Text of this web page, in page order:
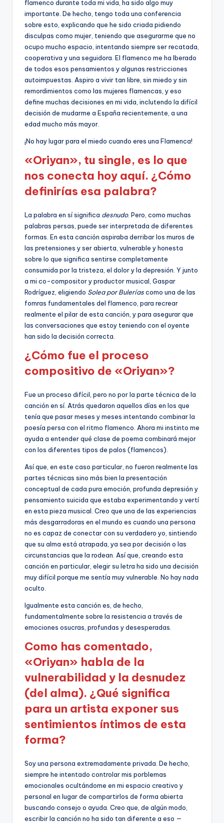
flamenco durante toda mi vida, ha sido algo muy
importante. De hecho, tengo toda una conferencia
sobre esto, explicando que he sido criada pidiendo
disculpas como mujer, teniendo que asegurarme que no
ocupo mucho espacio, intentando siempre ser recatada,
cooperativa y una seguidora. El flamenco me ha lberado
de todos esos pensamientos y algunas restricciones
autoimpuestas. Aspiro a vivir tan libre, sin miedo y sin
remordimientos como las mujeres flamencas, y eso
define muchas decisiones en mi vida, inclutendo la difícil
decisión de mudarme a España recientemente, a una
edad mucho más mayor.
¡No hay lugar para el miedo cuando eres una Flamenca!
«Oriyan», tu single, es lo que
nos conecta hoy aquí. ¿Cómo
definirías esa palabra?
La palabra en sí significa desnudo. Pero, como muchas
palabras persas, puede ser interpretada de diferentes
formas. En esta canción aspiraba derribar los muros de
las pretensiones y ser abierta, vulnerable y honesta
sobre lo que significa sentirse completamente
consumida por la tristeza, el dolor y la depresión. Y junto
a mi co-compositor y productor musical, Gaspar
Rodríguez, eligiendo Solea por Buleríascomo una de las
fomras fundamentales del flamenco, para recrear
realmente el pilar de esta canción, y para asegurar que
las conversaciones que estoy teniendo con el oyente
han sido la decisión correcta.
¿Cómo fue el proceso
compositivo de «Oriyan»?
Fue un proceso difícil, pero no por la parte técnica de la
canción en sí. Atrás quedaron aquellos días en los que
tenía que pasar meses y meses intentando combinar la
poesía persa con el ritmo flamenco. Ahora mi instinto me
ayuda a entender qué clase de poema combinará mejor
con los diferentes tipos de palos (flamencos).
Así que, en este caso particular, no fueron realmente las
partes técnicas sino más bien la presentación
conceptual de cada pura emoción, profunda depresión y
pensamiento suicida que estaba experimentando y vertí
en esta pieza musical. Creo que una de las experiencias
más desgarradoras en el mundo es cuando una persona
no es capaz de conectar con su verdadero yo, sintiendo
que su alma está atrapada, ya sea por decisión o las
circunstancias que la rodean. Así que, creando esta
canción en particular, elegir su letra ha sido una decisión
muy difícil porque me sentía muy vulnerable. No hay nada
oculto.
Igualmente esta canción es, de hecho,
fundamentalmente sobre la resistencia a través de
emociones osucras, profundas y desesperadas.
Como has comentado,
«Oriyan» habla de la
vulnerabilidad y la desnudez
(del alma). ¿Qué significa
para un artista exponer sus
sentimientos íntimos de esta
forma?
Soy una persona extremadamente privada. De hecho,
siempre he intentado controlar mis porblemas
emocionales ocultándome en mi espacio creativo y
personal en lugar de compartirlos de forma abierta
buscando consejo o ayuda. Creo que, de algún modo,
escribir la canción no ha sido tan diferente a eso —